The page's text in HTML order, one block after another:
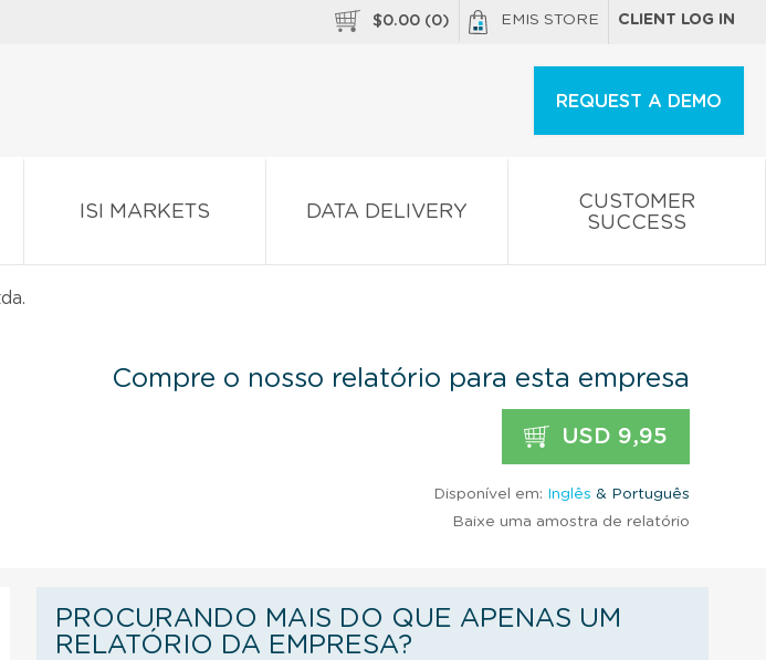
$0.00 (0) EMIS STORE CLIENT LOG IN
REQUEST A DEMO
ISI MARKETS DATA DELIVERY
CUSTOMER
SUCCESS
Compre o nosso relatório para esta empresa
USD 9,95
Disponível em: Inglês & Português
Baixe uma amostra de relatório
PROCURANDO MAIS DO QUE APENAS UM
RELATÓRIO DA EMPRESA?